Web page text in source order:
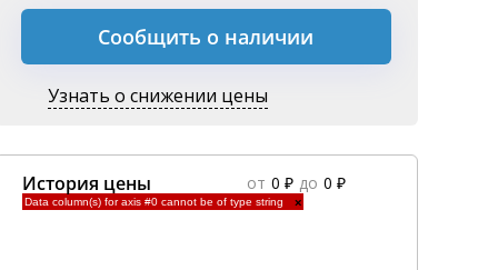
Сообщить о наличии
Узнать о снижении цены
История цены от 0 ₽ до 0 ₽
Data column(s) for axis #0 cannot be of type string ×